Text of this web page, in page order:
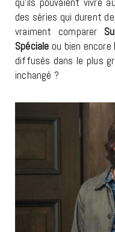
des séries qui durent
vraiment comparer
Spéciale ou bien encore
diffusés dans le plus
inchangé ?